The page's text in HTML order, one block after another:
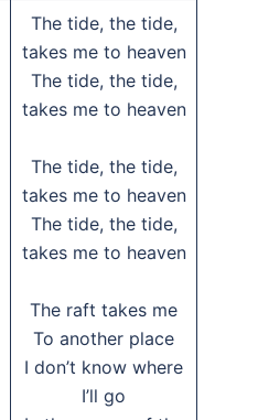
The tide, the tide,
takes me to heaven
The tide, the tide,
takes me to heaven
The tide, the tide,
takes me to heaven
The tide, the tide,
takes me to heaven
The raft takes me
To another place
I don’t know where
I’ll go